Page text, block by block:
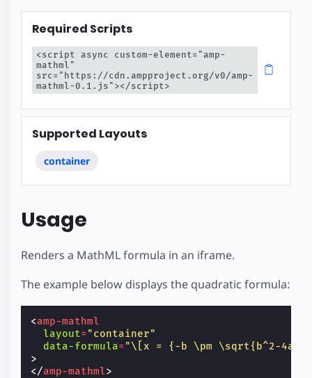
Required Scripts
<script async custom-element="amp-
mathml"
src="https://cdn.ampproject.org/v0/amp-
mathml-0.1.js"></script>
Supported Layouts
container
Usage
Renders a MathML formula in an iframe.
The example below displays the quadratic formula:
<amp-mathml
layout="container"
data-formula="\[x = {-b \pm \sqrt{b^2-
>
</amp-mathml>